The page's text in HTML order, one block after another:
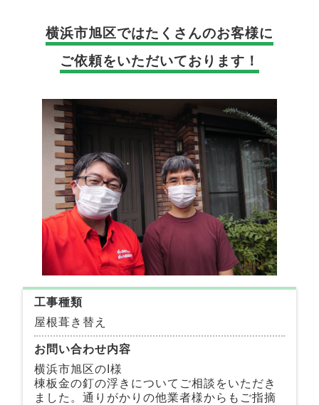
横浜市旭区ではたくさんのお客様に
ご依頼をいただいております！
工事種類
屋根葺き替え
お問い合わせ内容
横浜市旭区のI様
棟板金の釘の浮きについてご相談をいただき
ました。通りがかりの他業者様からもご指摘